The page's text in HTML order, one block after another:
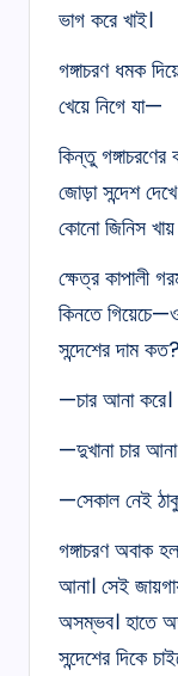
ভাগ করে খাই।
গঙ্গাচরণ ধমক
খেয়ে নিগে যা—
কিন্তু
জোড়া সন্দেশ
কোনো জিনিস
ক্ষেত্র কাপালী
কিনতে
সন্দেশের দাম কত?
—চার আনা করে।
—দুখানা চার
—সেকাল নেই
গঙ্গাচরণ অবাক
আনা। সেই
অসম্ভব। হাতে
সন্দেশের দিকে